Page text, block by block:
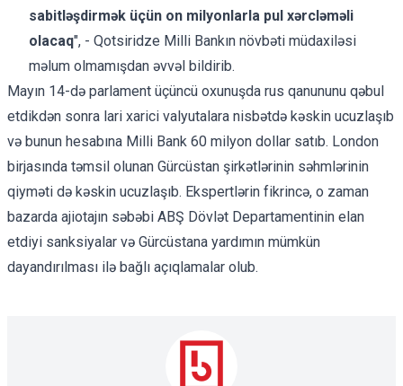
sabitləşdirmək üçün on milyonlarla pul xərcləməli
olacaq", - Qotsiridze Milli Bankın növbəti müdaxiləsi
məlum olmamışdan əvvəl bildirib.
Mayın 14-də parlament üçüncü oxunuşda rus qanununu qəbul
etdikdən sonra lari xarici valyutalara nisbətdə kəskin ucuzlaşıb
və bunun hesabına Milli Bank 60 milyon dollar satıb. London
birjasında təmsil olunan Gürcüstan şirkətlərinin səhmlərinin
qiyməti də kəskin ucuzlaşıb. Ekspertlərin fikrincə, o zaman
bazarda ajiotajın səbəbi ABŞ Dövlət Departamentinin elan
etdiyi sanksiyalar və Gürcüstana yardımın mümkün
dayandırılması ilə bağlı açıqlamalar olub.